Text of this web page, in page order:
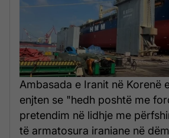
Ambasada e Iranit në Korenë
enjten se "hedh poshtë me
pretendim në lidhje me
të armatosura iraniane në